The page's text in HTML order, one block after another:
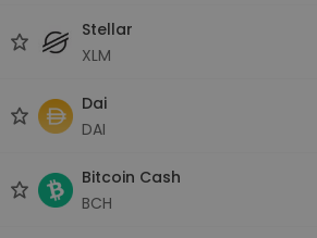
Stellar
XLM
Dai
DAI
Bitcoin Cash
BCH